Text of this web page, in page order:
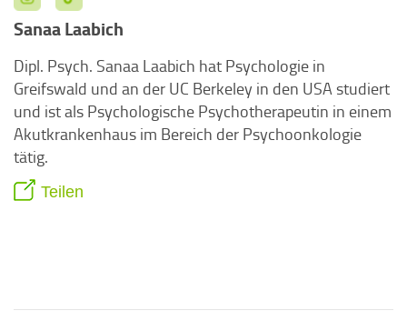
Sanaa Laabich
Dipl. Psych. Sanaa Laabich hat Psychologie in
Greifswald und an der UC Berkeley in den USA studiert
und ist als Psychologische Psychotherapeutin in einem
Akutkrankenhaus im Bereich der Psychoonkologie
tätig.
Teilen